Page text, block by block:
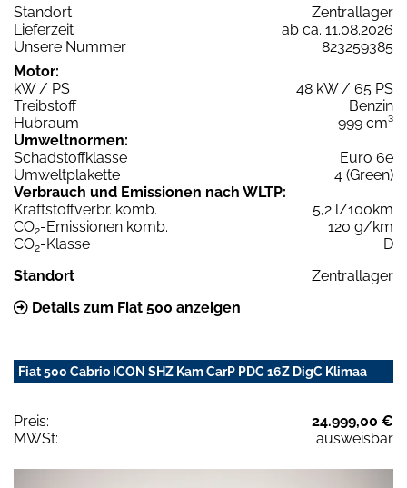
Standort
Zentrallager
Lieferzeit
ab ca. 11.08.2026
Unsere Nummer
823259385
Motor:
kW / PS
48 kW / 65 PS
Treibstoff
Benzin
Hubraum
999 cm³
Umweltnormen:
Schadstoffklasse
Euro 6e
Umweltplakette
4 (Green)
Verbrauch und Emissionen nach WLTP:
Kraftstoffverbr. komb.
5,2 l/100km
CO2-Emissionen komb.
120 g/km
CO2-Klasse
D
Standort
Zentrallager
Details zum Fiat 500 anzeigen
Fiat 500 Cabrio ICON SHZ Kam CarP PDC 16Z DigC Klimaa
Preis:
24.999,00 €
MWSt:
ausweisbar